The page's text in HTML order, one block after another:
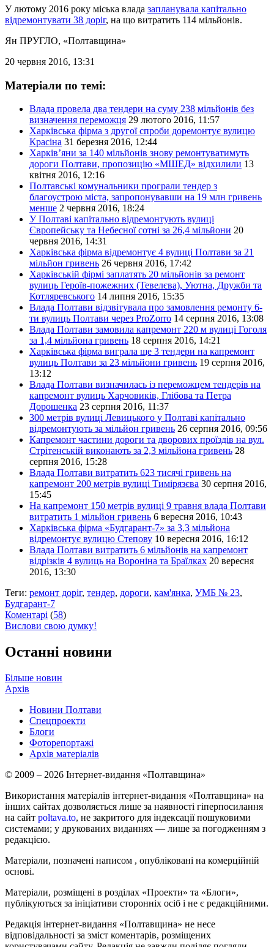
У лютому 2016 року міська влада запланувала капітально
відремонтувати 38 доріг, на що витратить 114 мільйонів.
Ян ПРУГЛО, «Полтавщина»
20 червня 2016, 13:31
Матеріали по темі:
Влада провела два тендери на суму 238 мільйонів без
визначення переможця 29 лютого 2016, 11:57
Харківська фірма з другої спроби доремонтує вулицю
Красіна 31 березня 2016, 12:44
Харків’яни за 140 мільйонів знову ремонтуватимуть
дороги Полтави, пропозицію «МШЕД» відхилили 13
квітня 2016, 12:16
Полтавські комунальники програли тендер з
благоустрою міста, запропонувавши на 19 млн гривень
менше 2 червня 2016, 18:24
У Полтаві капітально відремонтують вулиці
Європейську та Небесної сотні за 26,4 мільйони 20
червня 2016, 14:31
Харківська фірма відремонтує 4 вулиці Полтави за 21
мільйон гривень 26 червня 2016, 17:42
Харківській фірмі заплатять 20 мільйонів за ремонт
вулиць Героїв-пожежних (Тевелєва), Уютна, Дружби та
Котляревського 14 липня 2016, 15:35
Влада Полтави відзвітувала про замовлення ремонту 6-
ти вулиць Полтави через ProZorro 14 серпня 2016, 13:08
Влада Полтави замовила капремонт 220 м вулиці Гоголя
за 1,4 мільйона гривень 18 серпня 2016, 14:21
Харківська фірма виграла ще 3 тендери на капремонт
вулиць Полтави за 23 мільйони гривень 19 серпня 2016,
13:12
Влада Полтави визначилась із переможцем тендерів на
капремонт вулиць Харчовиків, Глібова та Петра
Дорошенка 23 серпня 2016, 11:37
300 метрів вулиці Левицького у Полтаві капітально
відремонтують за мільйон гривень 26 серпня 2016, 09:56
Капремонт частини дороги та дворових проїздів на вул.
Стрітенській виконають за 2,3 мільйона гривень 28
серпня 2016, 15:28
Влада Полтави витратить 623 тисячі гривень на
капремонт 200 метрів вулиці Тимірязєва 30 серпня 2016,
15:45
На капремонт 150 метрів вулиці 9 травня влада Полтави
витратить 1 мільйон гривень 6 вересня 2016, 10:43
Харківська фірма «Будгарант-7» за 3,3 мільйона
відремонтує вулицю Степову 10 вересня 2016, 16:12
Влада Полтави витратить 6 мільйонів на капремонт
відрізків 4 вулиць на Вороніна та Браїлках 20 вересня
2016, 13:30
Теги: ремонт доріг, тендер, дороги, кам'янка, УМБ № 23,
Будгарант-7
Коментарі (58)
Вислови свою думку!
Останні новини
Більше новин
Архів
Новини Полтави
Спецпроекти
Блоги
Фоторепортажі
Архів матеріалів
© 2009 – 2026 Інтернет-видання «Полтавщина»
Використання матеріалів інтернет-видання «Полтавщина» на
інших сайтах дозволяється лише за наявності гіперпосилання
на сайт poltava.to, не закритого для індексації пошуковими
системами; у друкованих виданнях — лише за погодженням з
редакцією.
Матеріали, позначені написом , опубліковані на комерційній
основі.
Матеріали, розміщені в розділах «Проекти» та «Блоги»,
публікуються за ініціативи сторонніх осіб і не є редакційними.
Редакція інтернет-видання «Полтавщина» не несе
відповідальності за зміст коментарів, розміщених